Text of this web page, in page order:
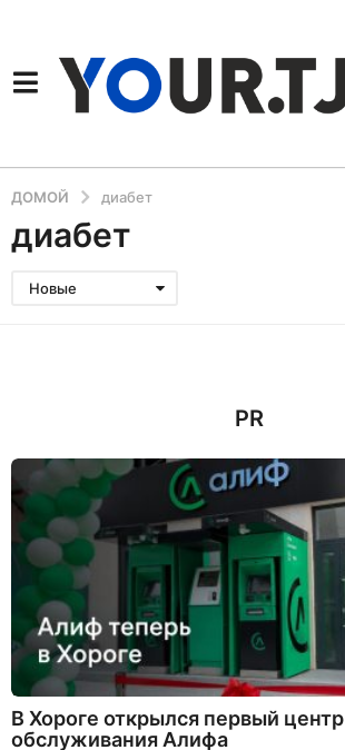
ДОМОЙ диабет
диабет
Новые
PR
В Хороге открылся первый центр
обслуживания Алифа